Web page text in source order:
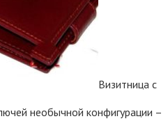
Визитница с
необычной конфигурации –